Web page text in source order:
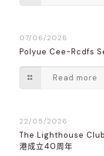
07/06/2026
Polyue Cee-Rcdfs
Read more
22/05/2026
The Lighthouse
港成立40周年